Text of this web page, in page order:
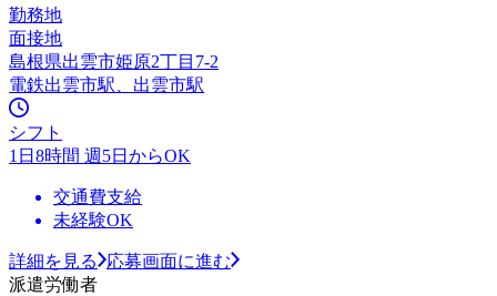
勤務地
面接地
島根県出雲市姫原2丁目7-2
電鉄出雲市駅、出雲市駅
シフト
1日8時間 週5日からOK
交通費支給
未経験OK
詳細を見る
応募画面に進む
派遣労働者